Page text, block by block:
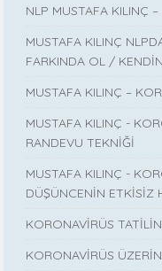
NLP MUSTAFA KILINÇ
MUSTAFA KILINÇ
FARKINDA OL /
MUSTAFA KILINÇ –
MUSTAFA KILINÇ -
RANDEVU TEKNİĞİ
MUSTAFA KILINÇ -
DÜŞÜNCENİN ETKİSİZ
KORONAVİRÜS
KORONAVİRÜS